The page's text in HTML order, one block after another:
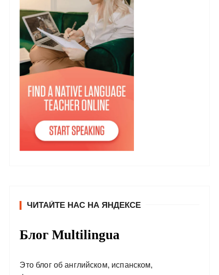
ЧИТАЙТЕ НАС НА ЯНДЕКСЕ
Блог Multilingua
Это блог об английском, испанском,